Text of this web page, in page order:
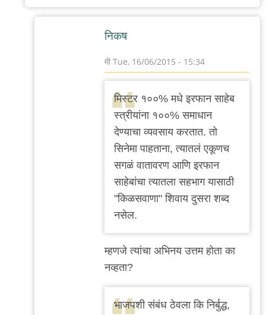
निकष
मी Tue, 16/06/2015 - 15:34
In
reply
to
मिस्टर
१००%
मधे
इरफान
साहेब
by
मिस्टर १००% मधे इरफान साहेब
स्त्रीयांना १००% समाधान
देण्याचा व्यवसाय करतात. तो
सिनेमा पाहताना, त्यातलं एकूणच
सगळं वातावरण आणि इरफान
साहेबांचा त्यातला सहभाग यासाठी
"किळसवाणा" शिवाय दुसरा शब्द
नसेल.
म्हणजे त्यांचा अभिनय उत्तम होता का
नव्हता?
भाजपशी संबंध ठेवला कि निर्बुद्ध,